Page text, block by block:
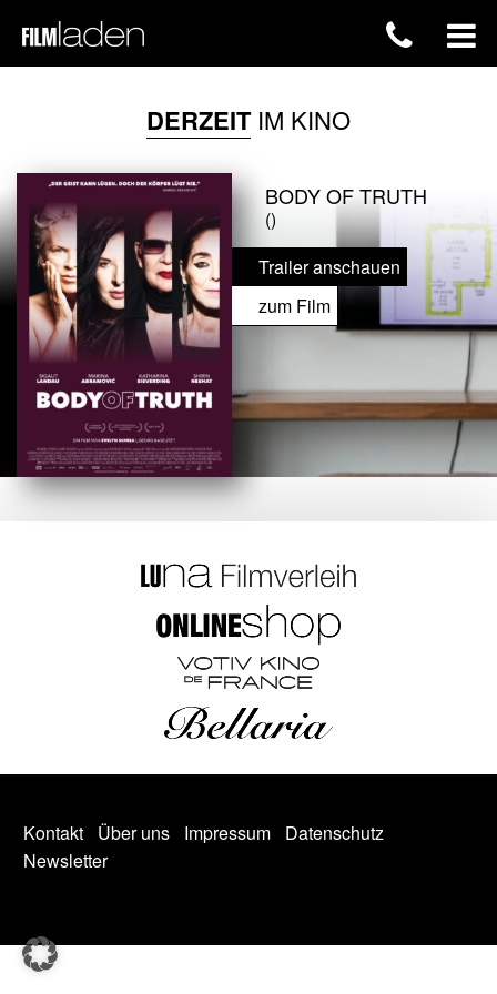
DERZEITIM KINO
BODY OF TRUTH
()
Trailer anschauen
zum Film
Kontakt Über uns Impressum
Datenschutz
Newsletter